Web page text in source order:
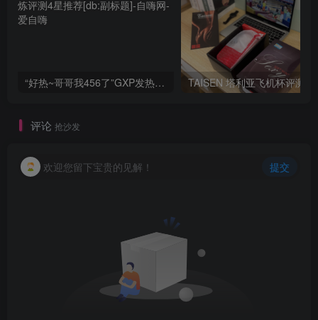
“好热~哥哥我456了”GXP发热试炼评测4星推荐[db:副标题]
评论 抢沙发
欢迎您留下宝贵的见解！ 提交